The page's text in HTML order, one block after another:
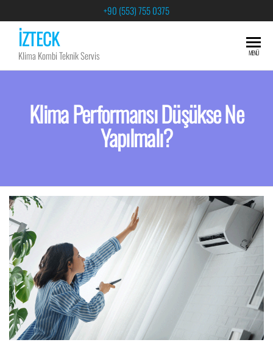
+90 (553) 755 0375
İZTECK
Klima Kombi Teknik Servis MENÜ
Klima Performansı Düşükse Ne
Yapılmalı?